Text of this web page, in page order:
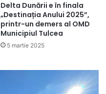
Delta Dunării e în finala
„Destinația Anului 2025”,
printr-un demers al OMD
Municipiul Tulcea
5 martie 2025